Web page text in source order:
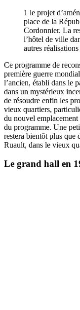
1 le projet
place de la
Cordonnier. La
l’hôtel de ville
autres
Ce programme de
première guerre
l’ancien, établi dans le
dans un mystérieux
de résoudre enfin les
vieux quartiers,
du nouvel
du programme. Une
restera bientôt plus que
Ruault, dans le vieux
Le grand hall en